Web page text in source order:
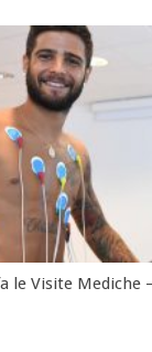
le Visite Mediche